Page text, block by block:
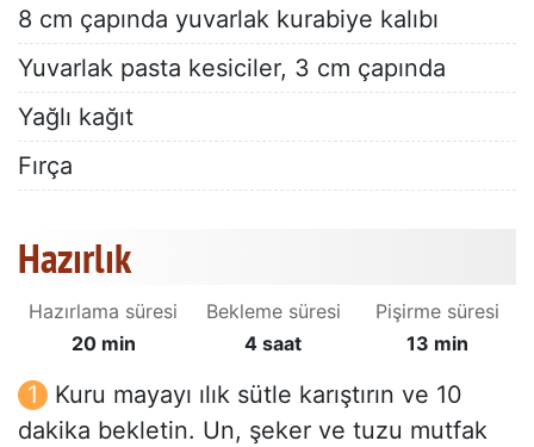
8 cm çapında yuvarlak kurabiye kalıbı
Yuvarlak pasta kesiciler, 3 cm çapında
Yağlı kağıt
Fırça
Hazırlık
Hazırlama süresi
20 min
Bekleme süresi
4 saat
Pişirme süresi
13 min
Kuru mayayı ılık sütle karıştırın ve 10
dakika bekletin. Un, şeker ve tuzu mutfak